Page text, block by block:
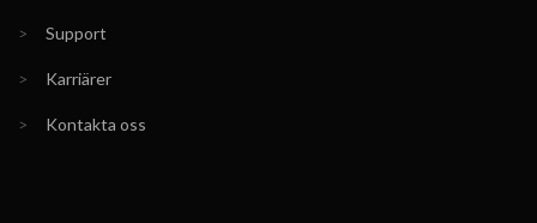
> Support
> Karriärer
> Kontakta oss